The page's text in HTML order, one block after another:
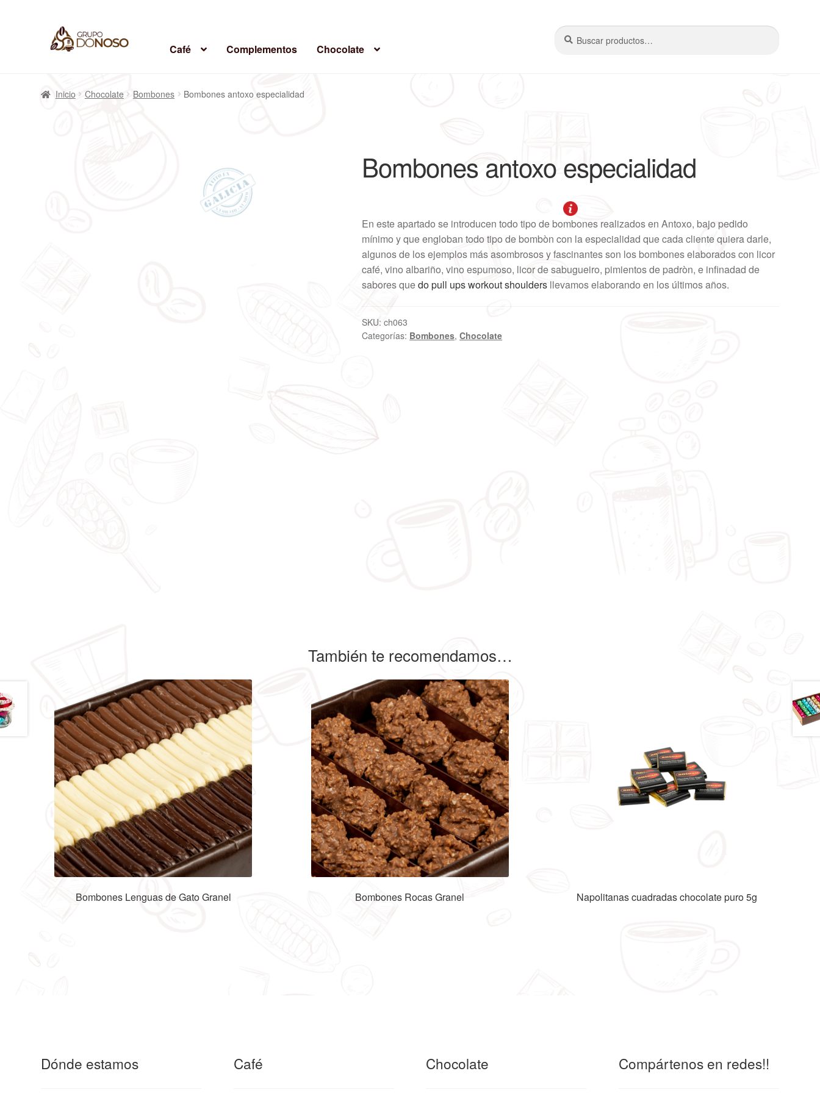
Café Complementos Chocolate
Buscar
por:
Buscar
Inicio Chocolate Bombones Bombones antoxo especialidad
Bombones antoxo especialidad
En este apartado se introducen todo tipo de bombones realizados en Antoxo, bajo pedido
mínimo y que engloban todo tipo de bombòn con la especialidad que cada cliente quiera darle,
algunos de los ejemplos más asombrosos y fascinantes son los bombones elaborados con licor
café, vino albariño, vino espumoso, licor de sabugueiro, pimientos de padròn, e infinadad de
sabores quedo pull ups workout shoulders llevamos elaborando en los últimos años.
SKU:ch063
Categorías: Bombones,Chocolate
También te recomendamos…
Bombones Lenguas de Gato Granel Bombones Rocas Granel Napolitanas cuadradas chocolate puro 5g
Dónde estamos Café Chocolate Compártenos en redes!!